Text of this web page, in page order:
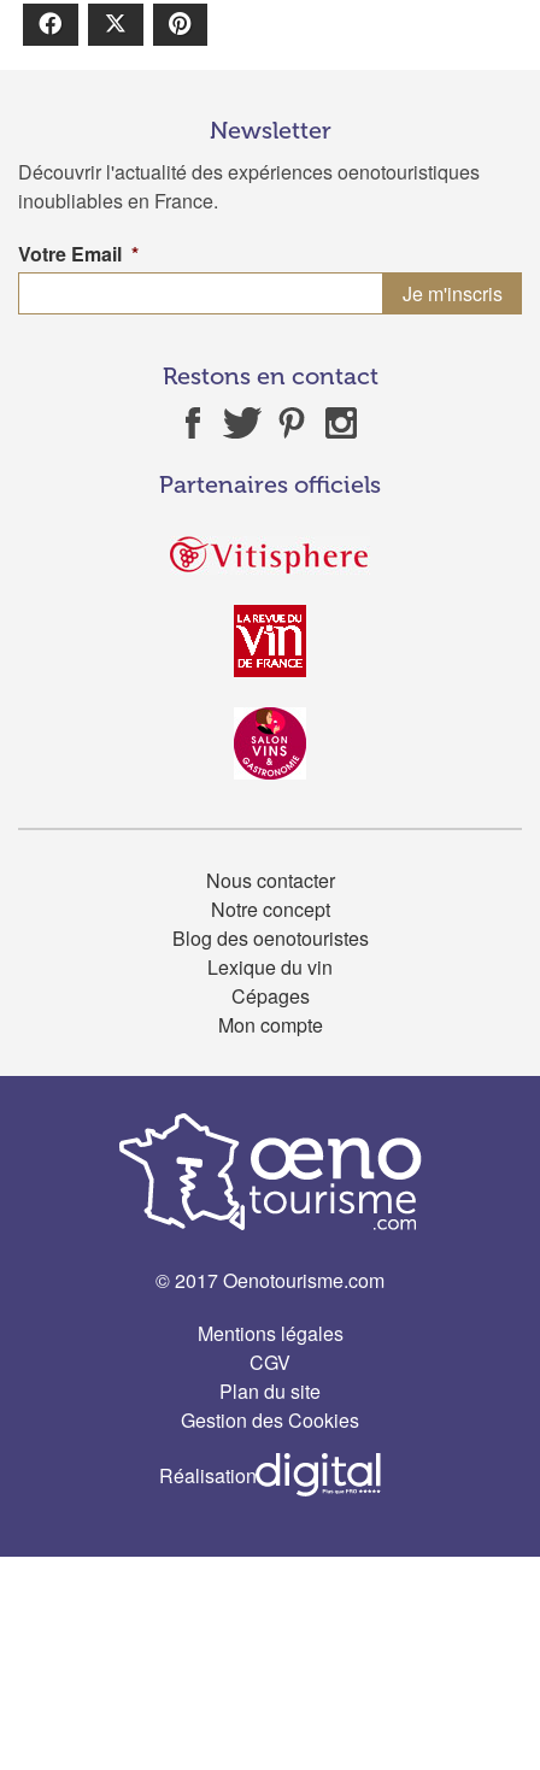
Facebook
Newsletter
Découvrir l'actualité des expériences oenotouristiques
inoubliables en France.
Votre Email *
Restons en contact
Partenaires officiels
Nous contacter
Notre concept
Blog des oenotouristes
Lexique du vin
Cépages
Mon compte
© 2017 Oenotourisme.com
Réalisation
Mentions légales
CGV
Plan du site
Gestion des Cookies